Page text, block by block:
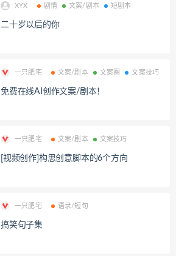
XYX 剧情 文案/剧本 短剧本
二十岁以后的你
一只肥宅 文案/剧本 文案圈 文案技巧
免费在线AI创作文案/剧本！
一只肥宅 文案/剧本 文案技巧
[视频创作]构思创意脚本的6个方向
一只肥宅 语录/短句
搞笑句子集